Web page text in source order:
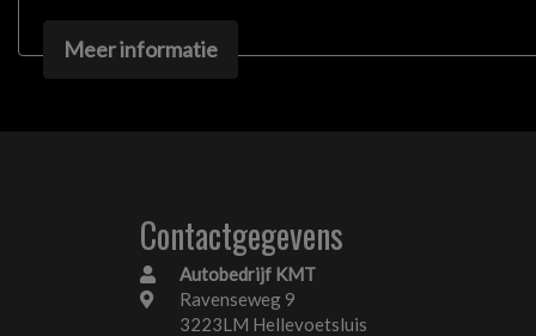
Meer informatie
Contactgegevens
Autobedrijf KMT
Ravenseweg 9
3223LM Hellevoetsluis